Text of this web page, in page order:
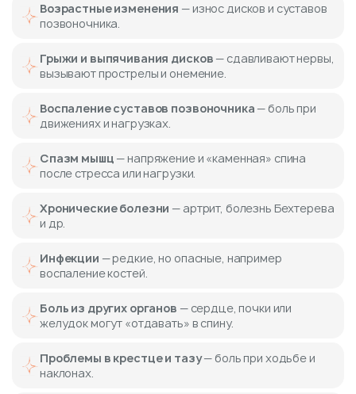
Возрастные изменения — износ дисков и суставов
позвоночника.
Грыжи и выпячивания дисков — сдавливают нервы,
вызывают прострелы и онемение.
Воспаление суставов позвоночника — боль при
движениях и нагрузках.
Спазм мышц — напряжение и «каменная» спина
после стресса или нагрузки.
Хронические болезни — артрит, болезнь Бехтерева
и др.
Инфекции — редкие, но опасные, например
воспаление костей.
Боль из других органов — сердце, почки или
желудок могут «отдавать» в спину.
Проблемы в крестце и тазу— боль при ходьбе и
наклонах.